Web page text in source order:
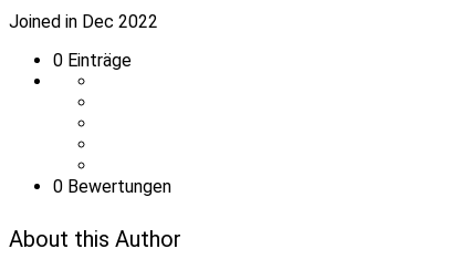
Joined in Dec 2022
0 Einträge
0 Bewertungen
About this Author